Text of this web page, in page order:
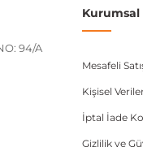
94/A
Mesafeli
Kişisel
İptal İade
Gizlilik ve